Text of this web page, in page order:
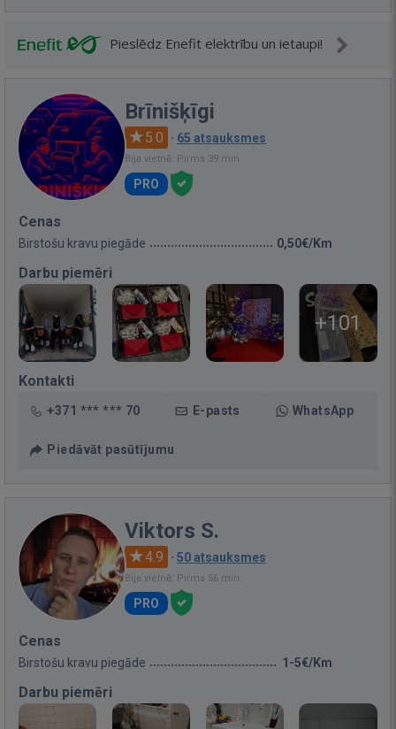
Pieslēdz Enefit elektrību un ietaupi!
Brīnišķīgi
5.0 · 65 atsauksmes
Bija vietnē: Pirms 39 min.
PRO
Cenas
Birstošu kravu piegāde 0,50€/Km
Darbu piemēri
+101
Kontakti
+371 *** *** 70 E-pasts WhatsApp
Piedāvāt pasūtījumu
Viktors S.
4.9 · 50 atsauksmes
Bija vietnē: Pirms 56 min.
PRO
Cenas
Birstošu kravu piegāde 1-5€/Km
Darbu piemēri